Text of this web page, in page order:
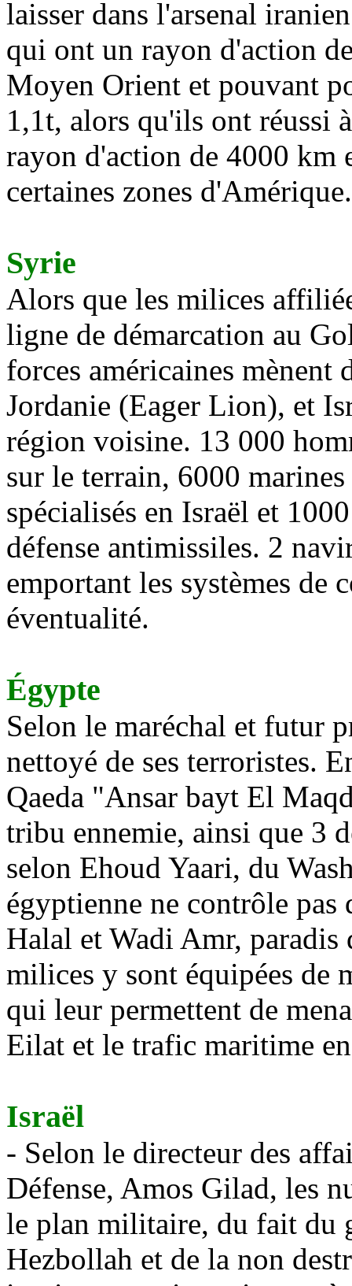
laisser dans l'arsenal
qui ont un rayon d'action
Moyen Orient et pouvant
1,1t, alors qu'ils ont réussi
rayon d'action de 4000 km
certaines zones d'Amérique.
Syrie
Alors que les milices
ligne de démarcation au
forces américaines mènent
Jordanie (Eager Lion), et
région voisine. 13 000
sur le terrain, 6000
spécialisés en Israël et
défense antimissiles. 2
emportant les systèmes de
éventualité.
Égypte
Selon le maréchal et futur
nettoyé de ses terroristes.
Qaeda "Ansar bayt El
tribu ennemie, ainsi que 3
selon Ehoud Yaari, du
égyptienne ne contrôle pas
Halal et Wadi Amr, paradis
milices y sont équipées de
qui leur permettent de
Eilat et le trafic maritime
Israël
- Selon le directeur des
Défense, Amos Gilad, les
le plan militaire, du fait du
Hezbollah et de la non